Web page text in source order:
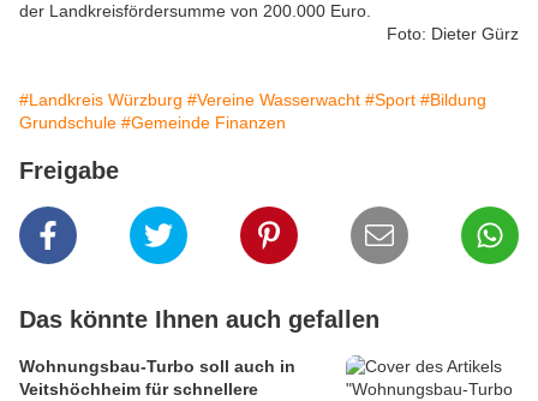
der Landkreisfördersumme von 200.000 Euro.
Foto: Dieter Gürz
#Landkreis Würzburg #Vereine Wasserwacht #Sport #Bildung
Grundschule #Gemeinde Finanzen
Freigabe
Das könnte Ihnen auch gefallen
Wohnungsbau-Turbo soll auch in
Veitshöchheim für schnellere